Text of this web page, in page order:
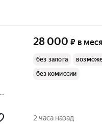
28 000 ₽ в
без залога
без комиссии
2 часа назад